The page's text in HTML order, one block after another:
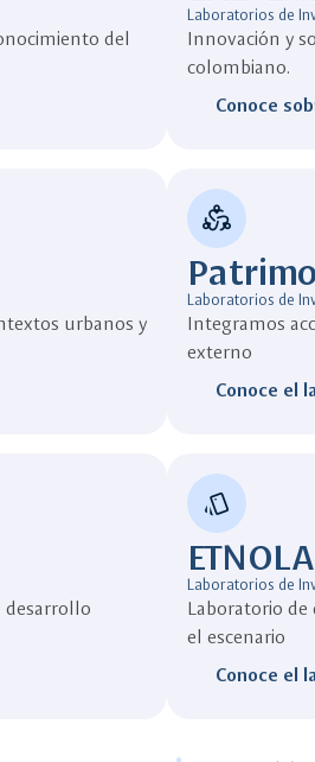
del
Laboratorios de
Innovación y
colombiano.
Conoce
urbanos y
desarrollo
diversity_2
Laboratorios de
Integramos
externo
Conoce el
style
Laboratorios de
Laboratorio de
el escenario
Conoce el